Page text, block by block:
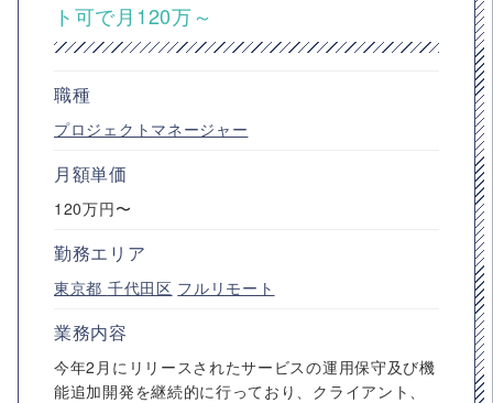
ト可で月120万～
職種
プロジェクトマネージャー
月額単価
120万円〜
勤務エリア
東京都 千代田区 フルリモート
業務内容
今年2月にリリースされたサービスの運用保守及び機
能追加開発を継続的に行っており、クライアント、